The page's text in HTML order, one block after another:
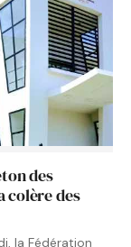
des
colère des
la Fédération